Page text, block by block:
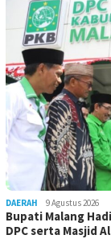
DAERAH 9 Agustus 2026
Bupati Malang
DPC serta Masjid